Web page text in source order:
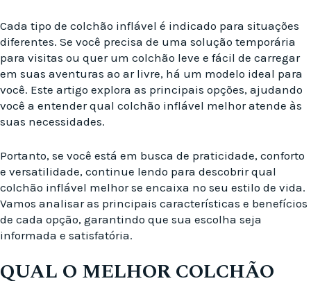
Cada tipo de colchão inflável é indicado para situações
diferentes. Se você precisa de uma solução temporária
para visitas ou quer um colchão leve e fácil de carregar
em suas aventuras ao ar livre, há um modelo ideal para
você. Este artigo explora as principais opções, ajudando
você a entender qual colchão inflável melhor atende às
suas necessidades.
Portanto, se você está em busca de praticidade, conforto
e versatilidade, continue lendo para descobrir qual
colchão inflável melhor se encaixa no seu estilo de vida.
Vamos analisar as principais características e benefícios
de cada opção, garantindo que sua escolha seja
informada e satisfatória.
QUAL O MELHOR COLCHÃO